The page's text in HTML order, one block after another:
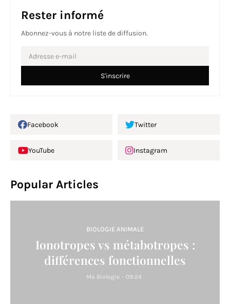
Rester informé
Abonnez-vous à notre liste de diffusion.
Facebook Twitter
YouTube Instagram
Popular Articles
BIOLOGIE ANIMALE
Ionotropes vs métabotropes :
différences fonctionnelles
Ma Biologie - 09:24